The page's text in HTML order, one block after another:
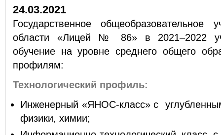
24.03.2021
Государственное общеобразовательное
области «Лицей № 86» в 2021–2022
обучение на уровне среднего общего
профилям:
Технологический профиль:
Инженерный «ЯНОС-класс» с
физики, химии;